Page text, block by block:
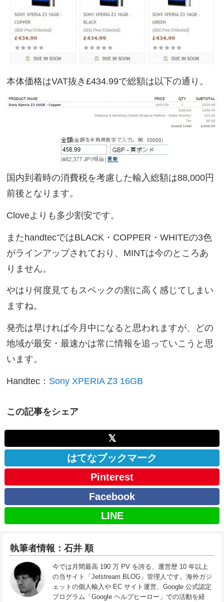
本体価格はVAT抜き£434.99で総額は以下の通り。
国内到着時の消費税を考慮した輸入総額は88,000円
前後となります。
Cloveよりも多少割安です。
またhandtecではBLACK・COPPER・WHITEの3色
がラインアップされており、MINTは今のところあ
りません。
やはり何度見てもスペックの割に高く感じてしまい
ますね。
発売は早ければ今月中になると思われますが、どの
地域が最安・最速かは常に情報を追っていこうと思
います。
Handtec： Sony XPERIA Z3 16GB
この記事をシェア
𝕏
はてなブックマーク
Pinterest
Facebook
LINE
執筆者情報：石井 順
今では月間最高 190 万 PV を誇る、運営歴 10 年以上
の当サイト「Jetstream BLOG」管理人です。海外ガジ
ェットの個人輸入や EC サイト運営、Google 公式認定
プログラム「Google ヘルプヒーロー」での活動を経